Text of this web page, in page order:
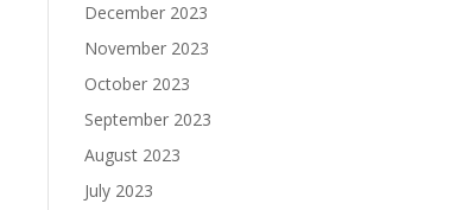
December 2023
November 2023
October 2023
September 2023
August 2023
July 2023